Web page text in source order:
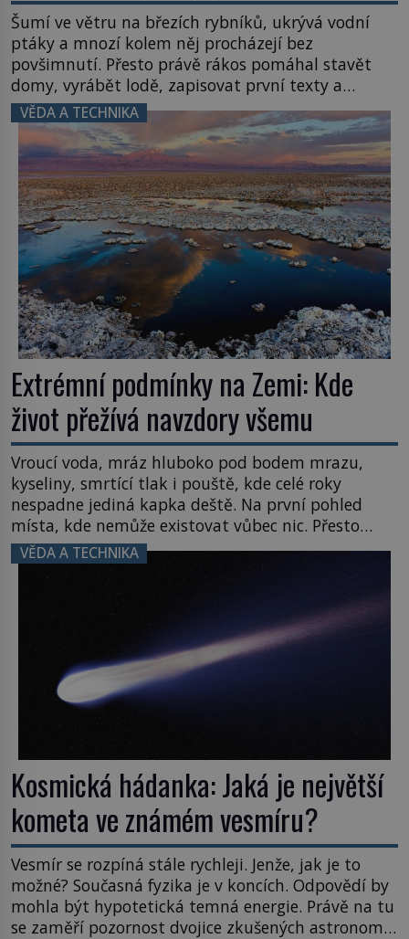
Šumí ve větru na březích rybníků, ukrývá vodní
ptáky a mnozí kolem něj procházejí bez
povšimnutí. Přesto právě rákos pomáhal stavět
domy, vyrábět lodě, zapisovat první texty a
inspiroval řadu pověstí. Tato skromná, ale
užitečná rostlina provází člověka už tisíce let.
Většina lidí vnímá rákos jen jako obyčejnou kulisu
letního koupání. Stačí se však podívat […]
VĚDA A TECHNIKA
Extrémní podmínky na Zemi: Kde
život přežívá navzdory všemu
Vroucí voda, mráz hluboko pod bodem mrazu,
kyseliny, smrtící tlak i pouště, kde celé roky
nespadne jediná kapka deště. Na první pohled
místa, kde nemůže existovat vůbec nic. Přesto
právě tady vědci objevují organismy, které
posouvají hranice života. Každý nový nález mění
naše představy o tom, co všechno dokáže příroda a
napovídá, kde bychom jednou […]
VĚDA A TECHNIKA
Kosmická hádanka: Jaká je největší
kometa ve známém vesmíru?
Vesmír se rozpíná stále rychleji. Jenže, jak je to
možné? Současná fyzika je v koncích. Odpovědí by
mohla být hypotetická temná energie. Právě na tu
se zaměří pozornost dvojice zkušených astronomů.